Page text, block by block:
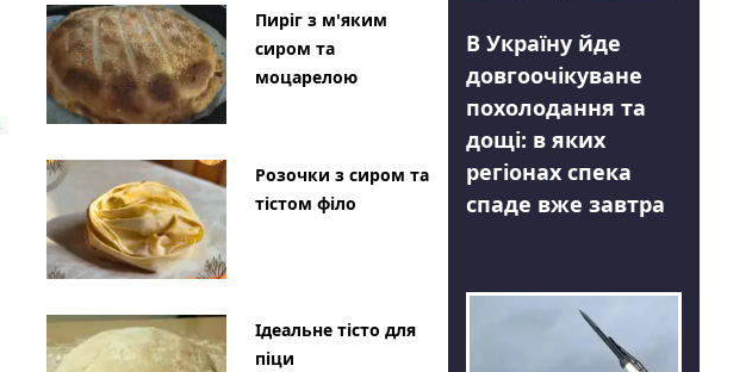
Пиріг з м'яким
сиром та
моцарелою
Розочки з сиром та
тістом філо
Ідеальне тісто для
піци
В Україну йде
довгоочікуване
похолодання та
дощі: в яких
регіонах спека
спаде вже завтра